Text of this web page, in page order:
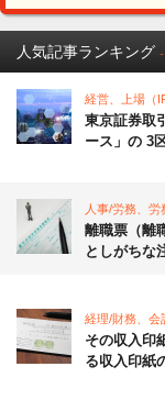
人気記事ランキング
経営、上場（
東京証券取
ース」の 3
人事/労務、労
離職票（離
としがちな
経理/財務、会
その収入印
る収入印紙